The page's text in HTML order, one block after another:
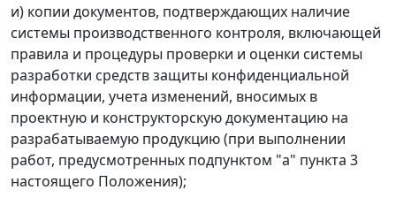
и) копии документов, подтверждающих наличие
системы производственного контроля, включающей
правила и процедуры проверки и оценки системы
разработки средств защиты конфиденциальной
информации, учета изменений, вносимых в
проектную и конструкторскую документацию на
разрабатываемую продукцию (при выполнении
работ, предусмотренных подпунктом "а" пункта 3
настоящего Положения);